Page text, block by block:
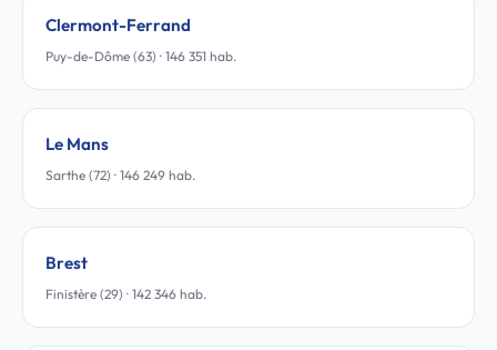
Clermont-Ferrand
Puy-de-Dôme (63) · 146 351 hab.
Le Mans
Sarthe (72) · 146 249 hab.
Brest
Finistère (29) · 142 346 hab.